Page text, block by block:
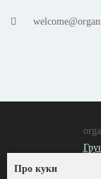
Про куки